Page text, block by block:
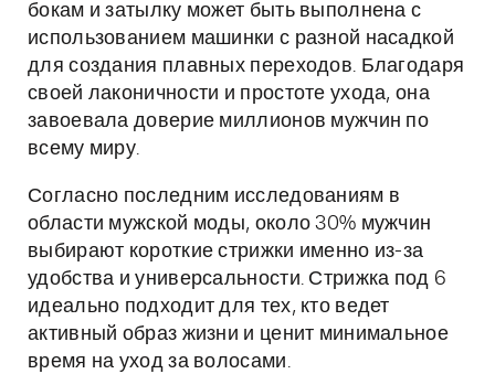
бокам и затылку может быть выполнена с
использованием машинки с разной насадкой
для создания плавных переходов. Благодаря
своей лаконичности и простоте ухода, она
завоевала доверие миллионов мужчин по
всему миру.
Согласно последним исследованиям в
области мужской моды, около 30% мужчин
выбирают короткие стрижки именно из-за
удобства и универсальности. Стрижка под 6
идеально подходит для тех, кто ведет
активный образ жизни и ценит минимальное
время на уход за волосами.